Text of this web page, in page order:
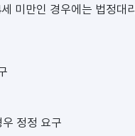
미만인 경우에는 법정대
정정 요구